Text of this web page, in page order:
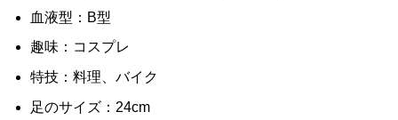
血液型：B型
趣味：コスプレ
特技：料理、バイク
足のサイズ：24cm